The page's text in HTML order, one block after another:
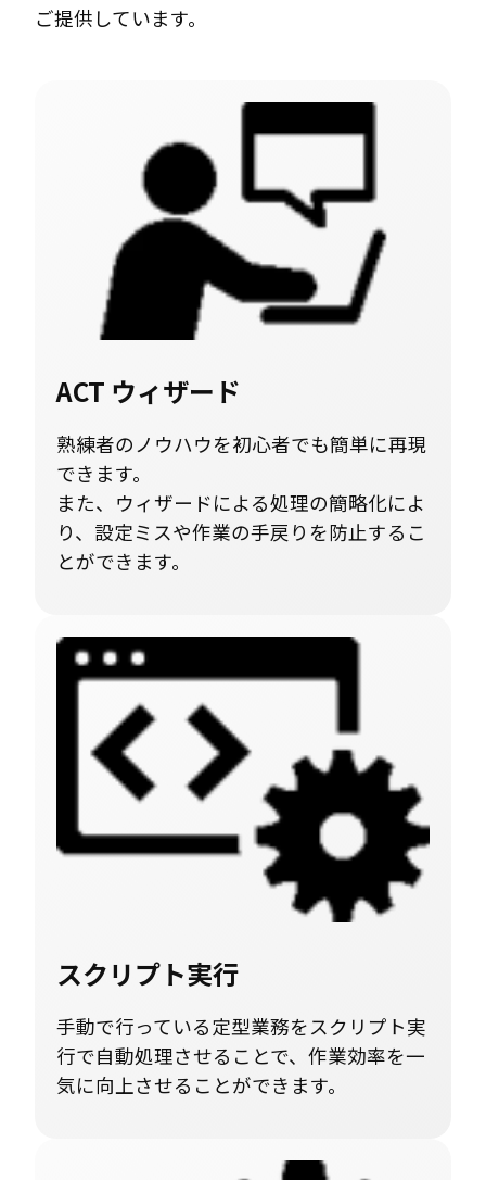
ご提供しています。
ACT ウィザード
熟練者のノウハウを初心者でも簡単に再現
できます。
また、ウィザードによる処理の簡略化によ
り、設定ミスや作業の手戻りを防止するこ
とができます。
スクリプト実行
手動で行っている定型業務をスクリプト実
行で自動処理させることで、作業効率を一
気に向上させることができます。